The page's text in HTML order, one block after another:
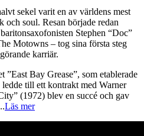
sekel varit en av världens mest
soul. Resan började redan
Stephen “Doc”
Motowns – tog sina första steg
karriär.
”East Bay Grease”, som etablerade
till ett kontrakt med Warner
(1972) blev en succé och gav
Läs mer